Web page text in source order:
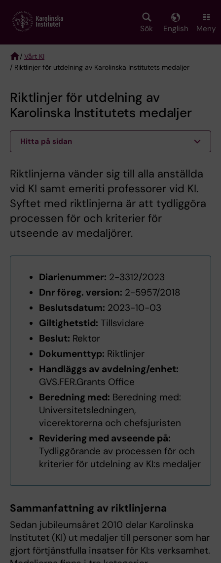
main
Sök English Meny
Breadcrumb
/ Vårt KI
/ Riktlinjer för utdelning av Karolinska Institutets medaljer
Riktlinjer för utdelning av
Karolinska Institutets medaljer
Hitta på sidan
Riktlinjerna vänder sig till alla anställda
vid KI samt emeriti professorer vid KI.
Syftet med riktlinjerna är att tydliggöra
processen för och kriterier för
utseende av medaljörer.
Diarienummer: 2-3312/2023
Dnr föreg. version: 2-5957/2018
Beslutsdatum: 2023-10-03
Giltighetstid: Tillsvidare
Beslut: Rektor
Dokumenttyp: Riktlinjer
Handläggs av avdelning/enhet:
GVS.FER.Grants Office
Beredning med: Beredning med:
Universitetsledningen,
vicerektorerna och chefsjuristen
Revidering med avseende på:
Tydliggörande av processen för och
kriterier för utdelning av KI:s medaljer
Sammanfattning av riktlinjerna
Sedan jubileumsåret 2010 delar Karolinska
Institutet (KI) ut medaljer till personer som har
gjort förtjänstfulla insatser för KI:s verksamhet.